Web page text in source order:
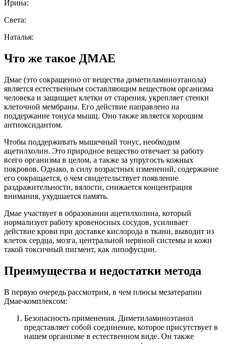
Ирина:
Света:
Наталья:
Что же такое ДМАЕ
Дмае (это сокращенно от вещества диметиламиноэтанола)
является естественным составляющим веществом организма
человека и защищает клетки от старения, укрепляет стенки
клеточной мембраны. Его действие направлено на
поддержание тонуса мышц. Оно также является хорошим
антиоксидантом.
Чтобы поддерживать мышечный тонус, необходим
ацетилхолин. Это природное вещество отвечает за работу
всего организма в целом, а также за упругость кожных
покровов. Однако, в силу возрастных изменений, содержание
его сокращается, о чем свидетельствует появление
раздражительности, вялости, снижается концентрация
внимания, ухудшается память.
Дмае участвует в образовании ацетилхолина, который
нормализует работу кровеносных сосудов, усиливает
действие крови при доставке кислорода в ткани, выводит из
клеток сердца, мозга, центральной нервной системы и кожи
такой токсичный пигмент, как липофусцин.
Преимущества и недостатки метода
В первую очередь рассмотрим, в чем плюсы мезатерапии
Дмае-комплексом:
Безопасность применения. Диметиламиноэтанол
представляет собой соединение, которое присутствует в
нашем организме в естественном виде. Он также